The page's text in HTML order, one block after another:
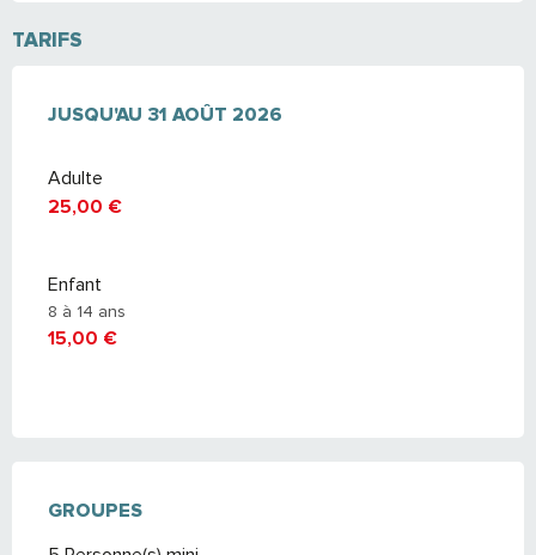
TARIFS
DU1 JUILLET 2026 AU31 AOÛT 2026
JUSQU'AU 31 AOÛT 2026
Adulte
25,00 €
Enfant
8 à 14 ans
15,00 €
GROUPES
GROUPES